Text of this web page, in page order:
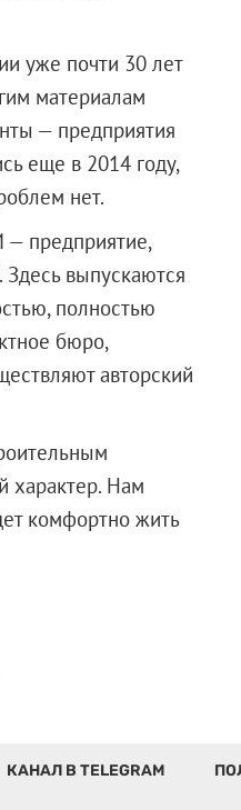
уже почти 30 лет
материалам
— предприятия
еще в 2014 году,
нет.
— предприятие,
выпускаются
полностью
бюро,
авторский
характер. Нам
комфортно жить
КАНАЛ В TELEGRAM